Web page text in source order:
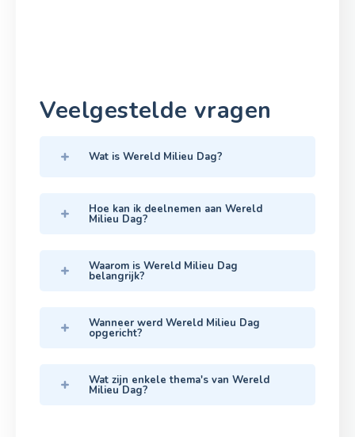
Veelgestelde vragen
Wat is Wereld Milieu Dag?
Hoe kan ik deelnemen aan Wereld
Milieu Dag?
Waarom is Wereld Milieu Dag
belangrijk?
Wanneer werd Wereld Milieu Dag
opgericht?
Wat zijn enkele thema's van Wereld
Milieu Dag?